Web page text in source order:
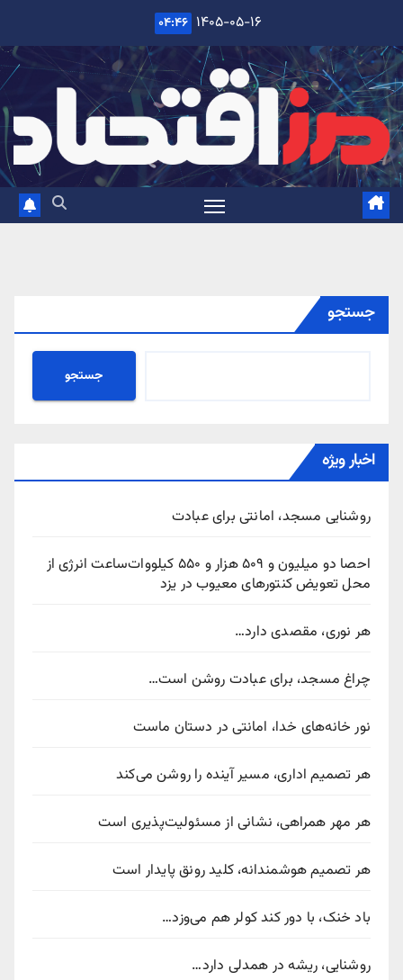
content
۱۴۰۵-۰۵-۱۶ ۰۴:۴۶
جستجو
جستجو
اخبار ویژه
روشنایی مسجد، امانتی برای عبادت
احصا دو میلیون و ۵۰۹ هزار و ۵۵۰ کیلووات‌ساعت انرژی از
محل تعویض کنتورهای معیوب در یزد
هر نوری، مقصدی دارد…
چراغ مسجد، برای عبادت روشن است…
نور خانه‌های خدا، امانتی در دستان ماست
هر تصمیم اداری، مسیر آینده را روشن می‌کند
هر مهر همراهی، نشانی از مسئولیت‌پذیری است
هر تصمیم هوشمندانه، کلید رونق پایدار است
باد خنک، با دور کند کولر هم می‌وزد…
روشنایی، ریشه در همدلی دارد…